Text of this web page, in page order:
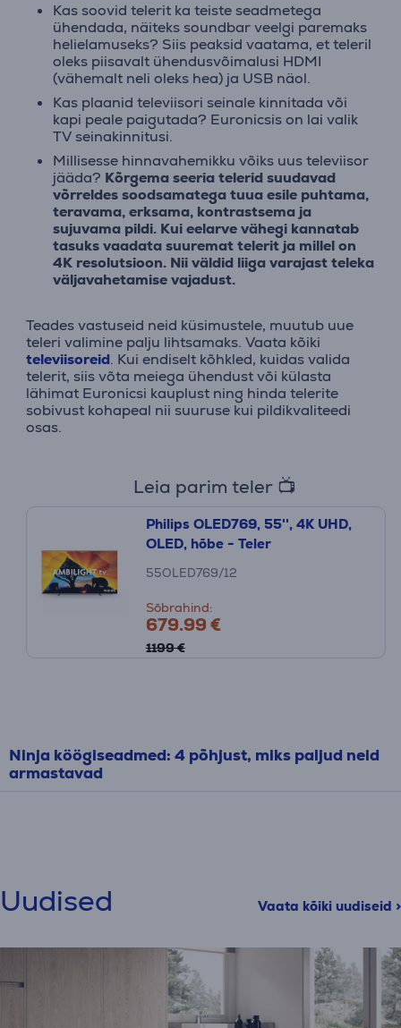
Kas soovid telerit ka teiste seadmetega
ühendada, näiteks soundbar veelgi paremaks
helielamuseks? Siis peaksid vaatama, et teleril
oleks piisavalt ühendusvõimalusi HDMI
(vähemalt neli oleks hea) ja USB näol.
Kas plaanid televiisori seinale kinnitada või
kapi peale paigutada? Euronicsis on lai valik
TV seinakinnitusi.
Millisesse hinnavahemikku võiks uus televiisor
jääda? Kõrgema seeria telerid suudavad
võrreldes soodsamatega tuua esile puhtama,
teravama, erksama, kontrastsema ja
sujuvama pildi. Kui eelarve vähegi kannatab
tasuks vaadata suuremat telerit ja millel on
4K resolutsioon. Nii väldid liiga varajast teleka
väljavahetamise vajadust.
Teades vastuseid neid küsimustele, muutub uue
teleri valimine palju lihtsamaks. Vaata kõiki
televiisoreid. Kui endiselt kõhkled, kuidas valida
telerit, siis võta meiega ühendust või külasta
lähimat Euronicsi kauplust ning hinda telerite
sobivust kohapeal nii suuruse kui pildikvaliteedi
osas.
Leia parim teler 📺
Philips OLED769, 55'', 4K UHD,
OLED, hõbe - Teler
55OLED769/12
Sõbrahind:
679.99 €
1199 €
Ninja köögiseadmed: 4 põhjust, miks paljud neid
armastavad
Uudised Vaata kõiki uudiseid >